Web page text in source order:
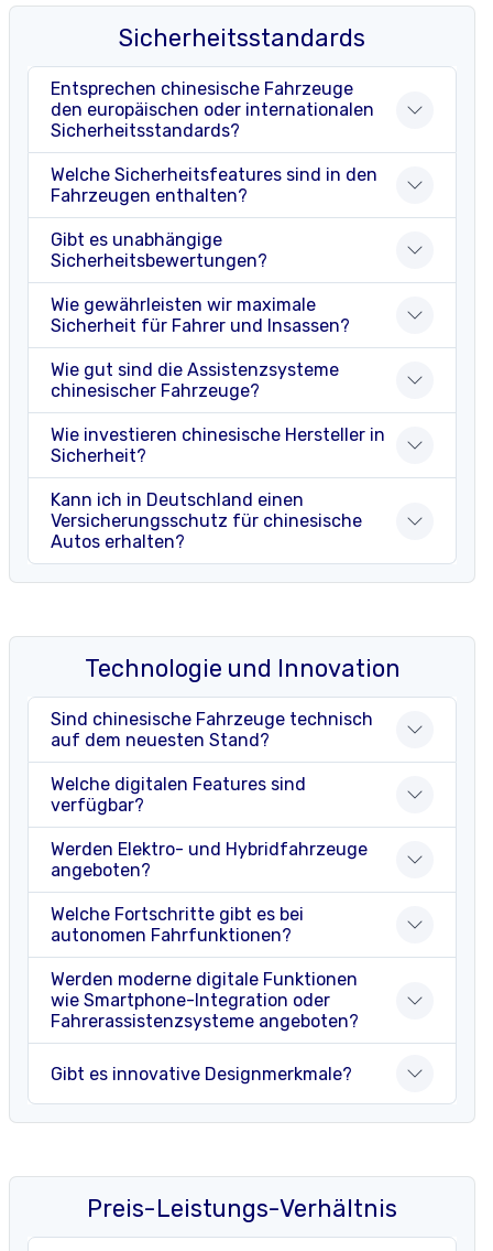
Sicherheitsstandards
Entsprechen chinesische Fahrzeuge
den europäischen oder internationalen
Sicherheitsstandards?
Welche Sicherheitsfeatures sind in den
Fahrzeugen enthalten?
Gibt es unabhängige
Sicherheitsbewertungen?
Wie gewährleisten wir maximale
Sicherheit für Fahrer und Insassen?
Wie gut sind die Assistenzsysteme
chinesischer Fahrzeuge?
Wie investieren chinesische Hersteller in
Sicherheit?
Kann ich in Deutschland einen
Versicherungsschutz für chinesische
Autos erhalten?
Technologie und Innovation
Sind chinesische Fahrzeuge technisch
auf dem neuesten Stand?
Welche digitalen Features sind
verfügbar?
Werden Elektro- und Hybridfahrzeuge
angeboten?
Welche Fortschritte gibt es bei
autonomen Fahrfunktionen?
Werden moderne digitale Funktionen
wie Smartphone-Integration oder
Fahrerassistenzsysteme angeboten?
Gibt es innovative Designmerkmale?
Preis-Leistungs-Verhältnis